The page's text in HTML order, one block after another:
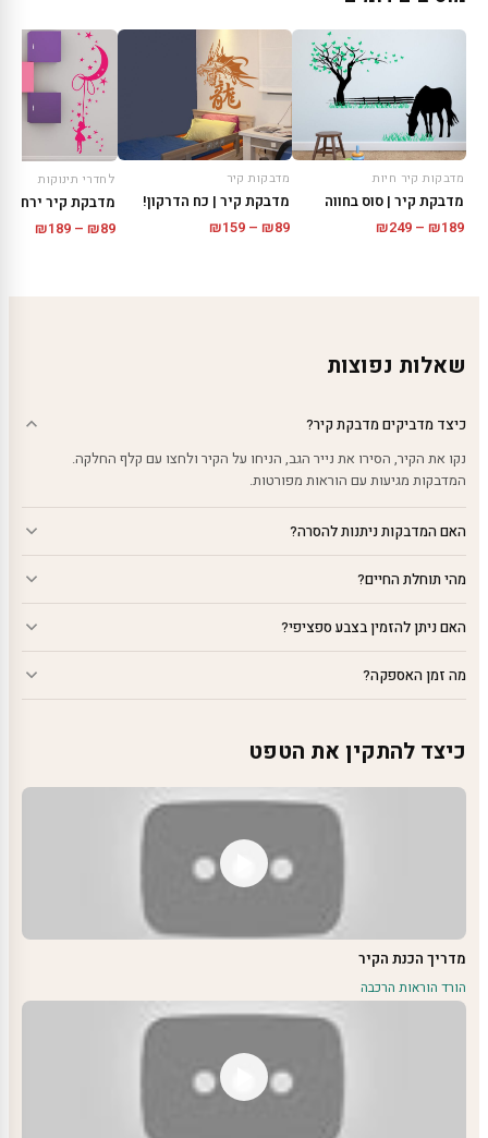
מדבקות קיר חיות
מדבקת קיר | סוס בחווה
₪189
–
₪249
מדבקות קיר
מדבקת קיר | כח הדרקון!
₪89
–
₪159
לחדרי תינוקות
₪89
–
₪189
שאלות נפוצות
כיצד מדביקים מדבקת קיר?
נקו את הקיר, הסירו את נייר הגב, הניחו על הקיר ולחצו עם קלף החלקה.
המדבקות מגיעות עם הוראות מפורטות.
האם המדבקות ניתנות להסרה?
מהי תוחלת החיים?
האם ניתן להזמין בצבע ספציפי?
מה זמן האספקה?
כיצד להתקין את הטפט
מדריך הכנת הקיר
הורד הוראות הרכבה